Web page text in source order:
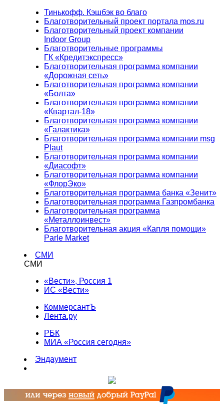
Тинькофф. Кэшбэк во благо
Благотворительный проект портала mos.ru
Благотворительный проект компании
Indoor Group
Благотворительные программы
ГК «Кредитэкспресс»
Благотворительная программа компании
«Дорожная сеть»
Благотворительная программа компании
«Болта»
Благотворительная программа компании
«Квартал-18»
Благотворительная программа компании
«Галактика»
Благотворительная программа компании msg
Plaut
Благотворительная программа компании
«Диасофт»
Благотворительная программа компании
«ФлорЭко»
Благотворительная программа банка «Зенит»
Благотворительная программа Газпромбанка
Благотворительная программа
«Металлоинвест»
Благотворительная акция «Капля помощи»
Parle Market
СМИ
СМИ
«Вести», Россия 1
ИС «Вести»
КоммерсантЪ
Лента.ру
РБК
МИА «Россия сегодня»
Эндаумент